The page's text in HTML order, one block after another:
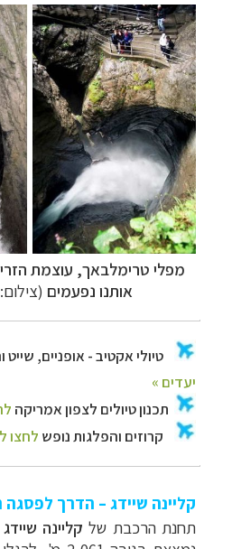
מפלי טרימלבאך, עוצמת
אותנו נפעמים
קליינה שיידג – הדרך לפסגה
תחנת הרכבת של קליינה שיידג